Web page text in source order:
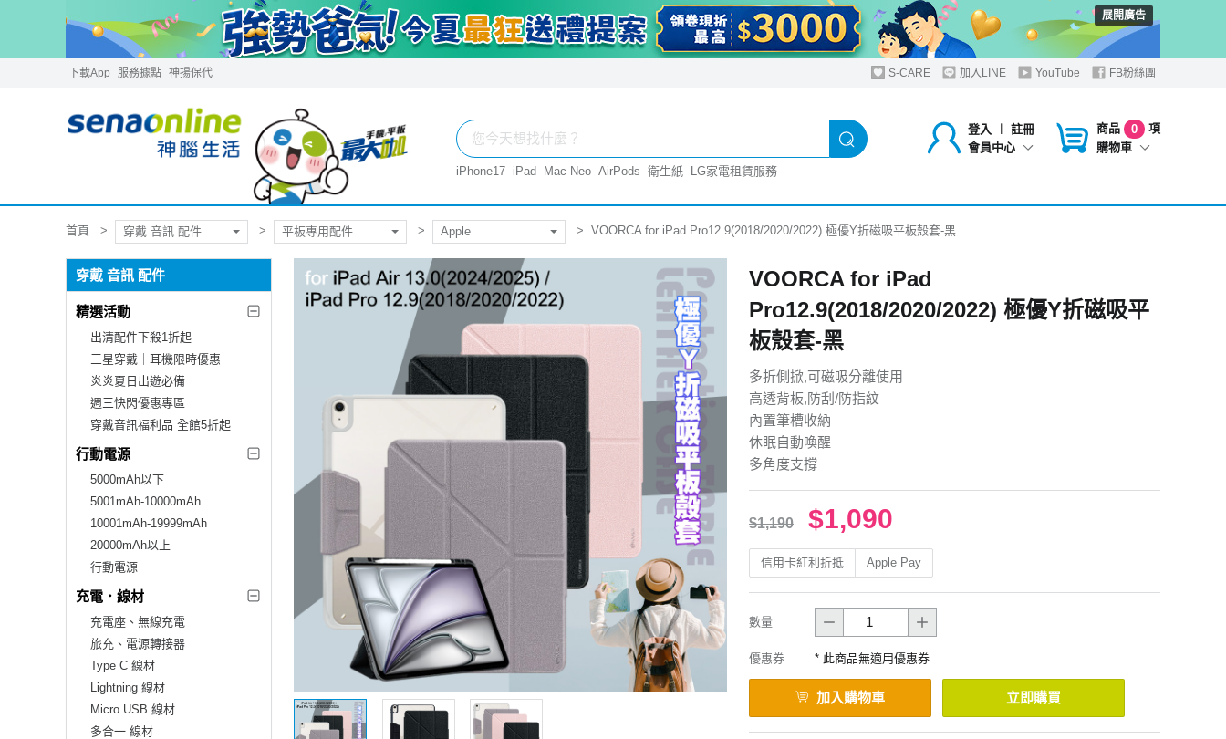
展開廣告
下載App 服務據點 神揚保代 S-CARE 加入LINE YouTube FB粉絲團
登入 ︱
註冊
會員中心
商品 0
項
購物車
iPhone17 iPad Mac Neo AirPods 衛生紙 LG家電租賃服務
首頁 穿戴 音訊 配件 平板專用配件 Apple VOORCA for iPad Pro12.9(2018/2020/2022) 極優Y折磁吸平板殼套-黑
穿戴 音訊 配件
精選活動
出清配件下殺1折起
三星穿戴｜耳機限時優惠
炎炎夏日出遊必備
週三快閃優惠專區
穿戴音訊福利品 全館5折起
行動電源
5000mAh以下
5001mAh-10000mAh
10001mAh-19999mAh
20000mAh以上
行動電源
充電．線材
充電座、無線充電
旅充、電源轉接器
Type C 線材
Lightning 線材
Micro USB 線材
多合一 線材
VOORCA for iPad
Pro12.9(2018/2020/2022) 極優Y折磁吸平
板殼套-黑
多折側掀,可磁吸分離使用
高透背板,防刮/防指紋
內置筆槽收納
休眠自動喚醒
多角度支撐
$1,190 $1,090
信用卡紅利折抵 Apple Pay
數量
優惠券 * 此商品無適用優惠券
加入購物車 立即購買